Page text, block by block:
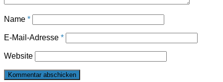
Name *
E-Mail-Adresse *
Website